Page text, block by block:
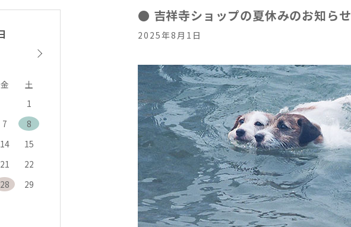
● 吉祥寺ショップの夏休みのお知らせ
2025年8月1日
金
土
1
7
8
14
15
21
22
28
29